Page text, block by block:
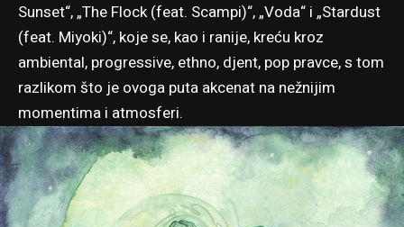
Sunset“, „The Flock (feat. Scampi)“, „Voda“ i „Stardust
(feat. Miyoki)“, koje se, kao i ranije, kreću kroz
ambiental, progressive, ethno, djent, pop pravce, s tom
razlikom što je ovoga puta akcenat na nežnijim
momentima i atmosferi.